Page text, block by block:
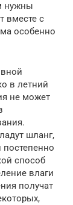
нужны
вместе с
особенно
в летний
не может
шланг,
способ
влаги
получат